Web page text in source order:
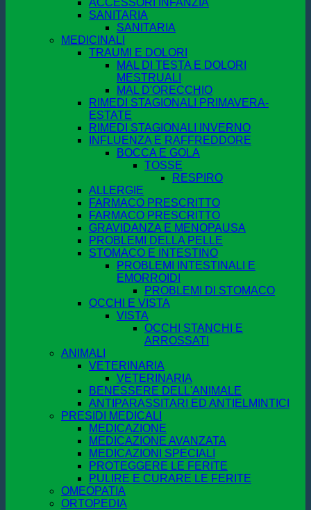
ACCESSORI INFANZIA
SANITARIA
SANITARIA
MEDICINALI
TRAUMI E DOLORI
MAL DI TESTA E DOLORI
MESTRUALI
MAL D'ORECCHIO
RIMEDI STAGIONALI PRIMAVERA-
ESTATE
RIMEDI STAGIONALI INVERNO
INFLUENZA E RAFFREDDORE
BOCCA E GOLA
TOSSE
RESPIRO
ALLERGIE
FARMACO PRESCRITTO
FARMACO PRESCRITTO
GRAVIDANZA E MENOPAUSA
PROBLEMI DELLA PELLE
STOMACO E INTESTINO
PROBLEMI INTESTINALI E
EMORROIDI
PROBLEMI DI STOMACO
OCCHI E VISTA
VISTA
OCCHI STANCHI E
ARROSSATI
ANIMALI
VETERINARIA
VETERINARIA
BENESSERE DELL'ANIMALE
ANTIPARASSITARI ED ANTIELMINTICI
PRESIDI MEDICALI
MEDICAZIONE
MEDICAZIONE AVANZATA
MEDICAZIONI SPECIALI
PROTEGGERE LE FERITE
PULIRE E CURARE LE FERITE
OMEOPATIA
ORTOPEDIA